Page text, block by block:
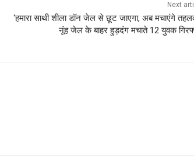
Next
‘हमारा साथी शीला डॉन जेल से छूट जाएगा, अब मचाएंगे
नूंह जेल के बाहर हुड़दंग मचाते 12 युवक